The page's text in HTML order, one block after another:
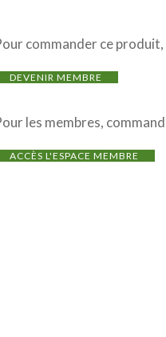
commander ce
DEVENIR MEMBRE
les membres,
ACCÈS L'ESPACE MEMBRE